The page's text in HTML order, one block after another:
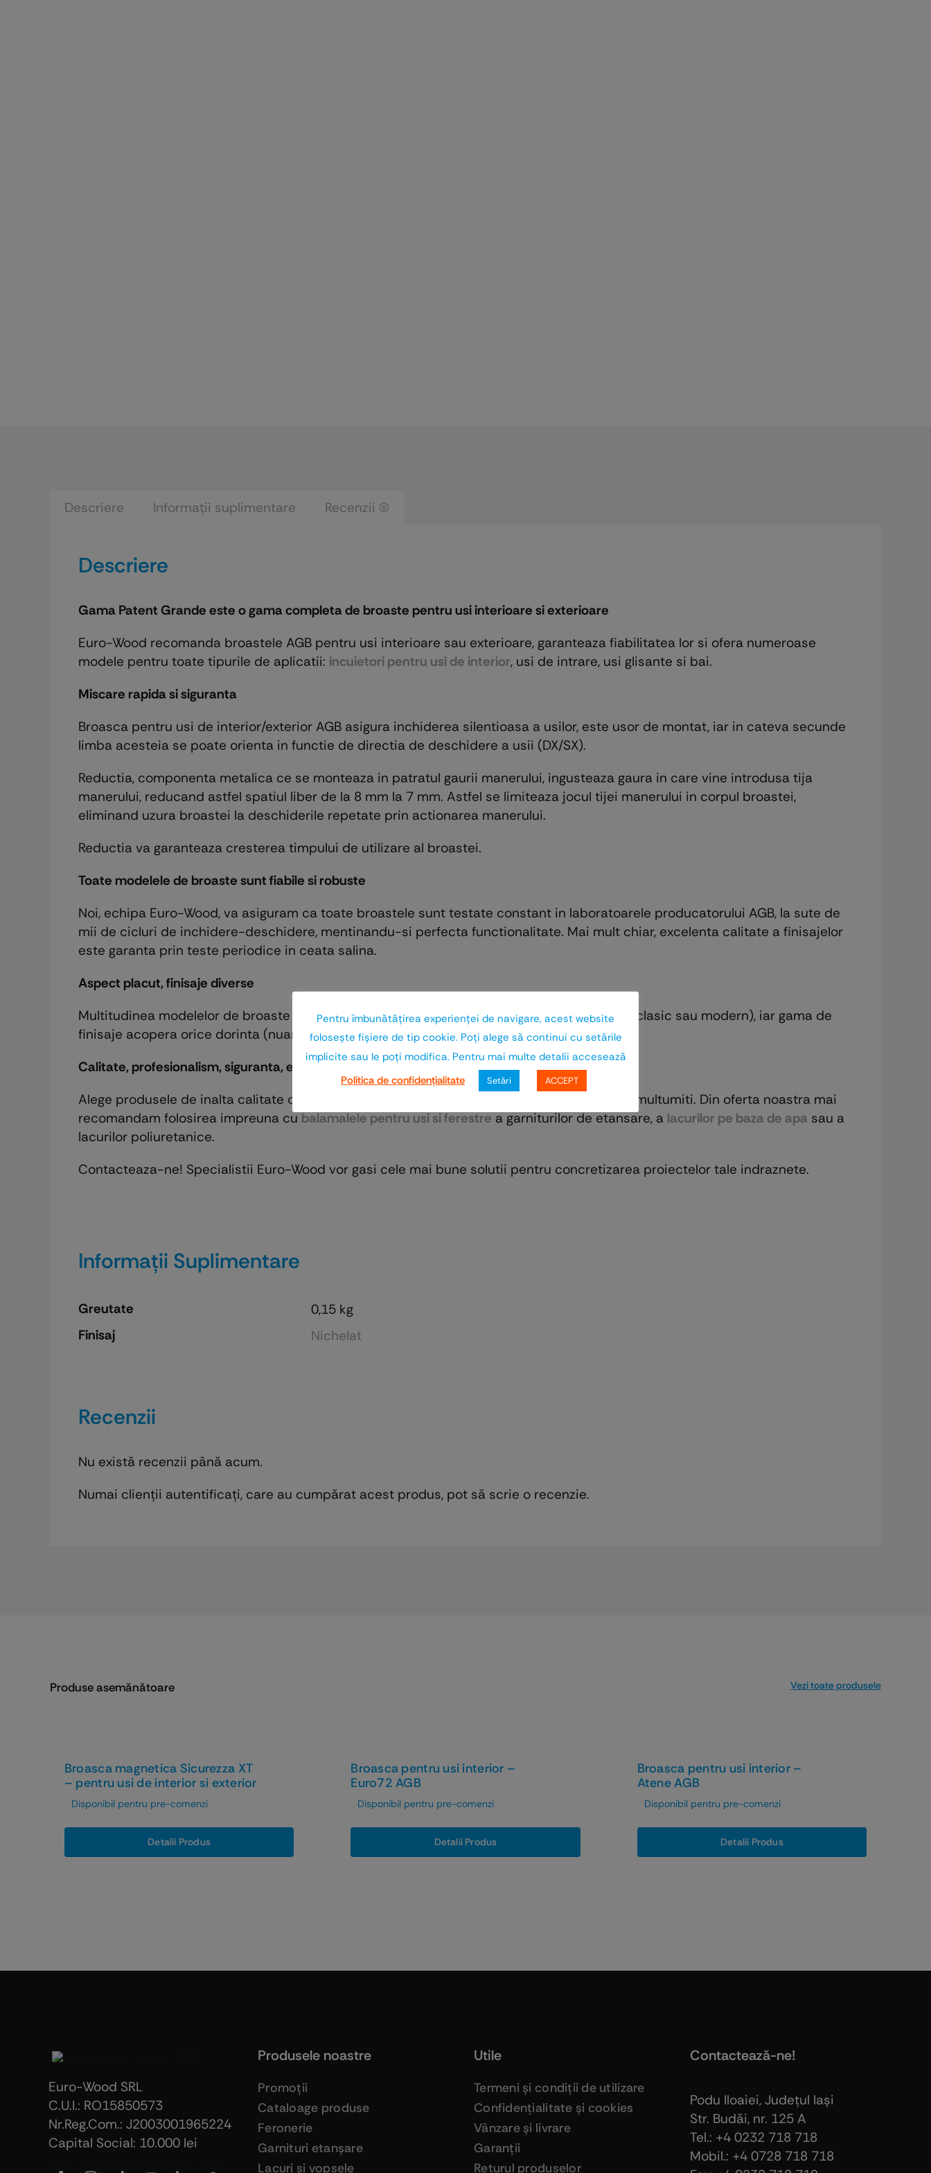
Descriere Informații suplimentare Recenzii (0)
Descriere
Gama Patent Grande este o gama completa de broaste pentru usi interioare si exterioare
Euro-Wood recomanda broastele AGB pentru usi interioare sau exterioare, garanteaza fiabilitatea lor si ofera numeroase
modele pentru toate tipurile de aplicatii: incuietori pentru usi de interior, usi de intrare, usi glisante si bai.
Miscare rapida si siguranta
Broasca pentru usi de interior/exterior AGB asigura inchiderea silentioasa a usilor, este usor de montat, iar in cateva secunde
limba acesteia se poate orienta in functie de directia de deschidere a usii (DX/SX).
Reductia, componenta metalica ce se monteaza in patratul gaurii manerului, ingusteaza gaura in care vine introdusa tija
manerului, reducand astfel spatiul liber de la 8 mm la 7 mm. Astfel se limiteaza jocul tijei manerului in corpul broastei,
eliminand uzura broastei la deschiderile repetate prin actionarea manerului.
Reductia va garanteaza cresterea timpului de utilizare al broastei.
Toate modelele de broaste sunt fiabile si robuste
Noi, echipa Euro-Wood, va asiguram ca toate broastele sunt testate constant in laboratoarele producatorului AGB, la sute de
mii de cicluri de inchidere-deschidere, mentinandu-si perfecta functionalitate. Mai mult chiar, excelenta calitate a finisajelor
este garanta prin teste periodice in ceata salina.
Aspect placut, finisaje diverse
Multitudinea modelelor de broaste AGB raspunde oricaror solicitari ale arhitectilor (aspect clasic sau modern), iar gama de
finisaje acopera orice dorinta (nuante RAL, auriu, bronzat, inox sau cromat).
Calitate, profesionalism, siguranta, eleganta.
Alege produsele de inalta calitate distribuite de Euro-Wood si vei avea cu siguranta clienti multumiti. Din oferta noastra mai
recomandam folosirea impreuna cubalamalele pentru usi si ferestrea garniturilor de etansare, a lacurilor pe baza de apa sau a
lacurilor poliuretanice.
Contacteaza-ne! Specialistii Euro-Wood vor gasi cele mai bune solutii pentru concretizarea proiectelor tale indraznete.
Informații Suplimentare
Greutate
0,15 kg
Finisaj
Nichelat
Recenzii
Nu există recenzii până acum.
Numai clienții autentificați, care au cumpărat acest produs, pot să scrie o recenzie.
Produse asemănătoare Vezi toate produsele
Broasca magnetica Sicurezza XT
– pentru usi de interior si exterior
Disponibil pentru pre-comenzi
Detalii Produs
Broasca pentru usi interior –
Euro72 AGB
Disponibil pentru pre-comenzi
Detalii Produs
Broasca pentru usi interior –
Atene AGB
Disponibil pentru pre-comenzi
Detalii Produs
Euro-Wood SRL
C.U.I.: RO15850573
Nr.Reg.Com.: J2003001965224
Capital Social: 10.000 lei
Produsele noastre
Promoţii
Cataloage produse
Feronerie
Garnituri etanşare
Lacuri si vopsele
Utile
Termeni şi condiţii de utilizare
Confidenţialitate şi cookies
Vânzare şi livrare
Garanţii
Returul produselor
Contactează-ne!
Podu Iloaiei, Judeţul Iaşi
Str. Budăi, nr. 125 A
Tel.: +4 0232 718 718
Mobil.: +4 0728 718 718
Pentru îmbunătăţirea experienţei de navigare, acest website
foloseşte fişiere de tip cookie. Poţi alege să continui cu setările
implicite sau le poţi modifica. Pentru mai multe detalii accesează
Politica de confidenţialitate
Setări ACCEPT